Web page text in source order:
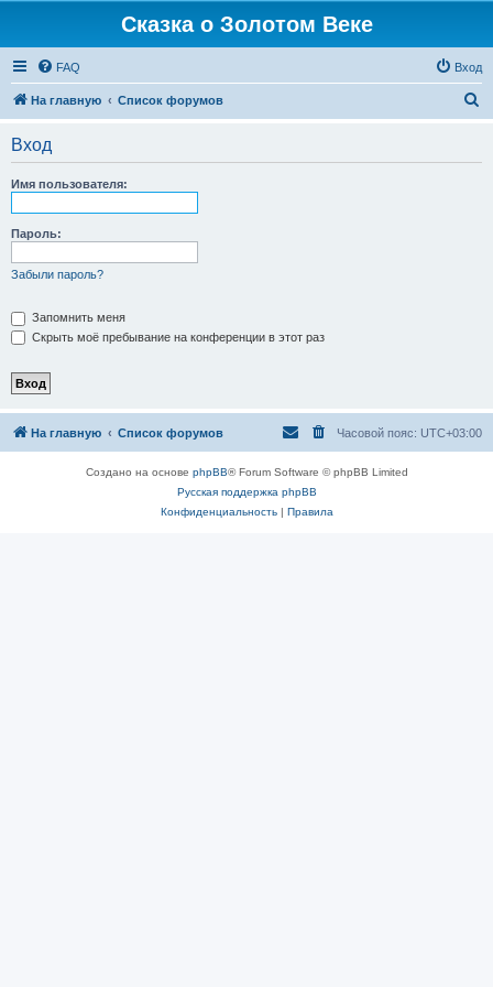
Сказка о Золотом Веке
FAQ Вход
На главную Список форумов
Вход
Имя пользователя:
Пароль:
Забыли пароль?
Запомнить меня
Скрыть моё пребывание на конференции в этот раз
На главную Список форумов Часовой пояс: UTC+03:00
Создано на основе phpBB® Forum Software © phpBB Limited
Русская поддержка phpBB
Конфиденциальность| Правила